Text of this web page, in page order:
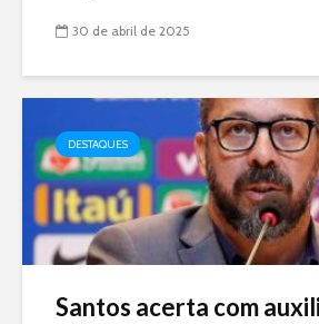
30 de abril de 2025
DESTAQUES
Santos acerta com